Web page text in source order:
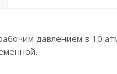
давлением в 10